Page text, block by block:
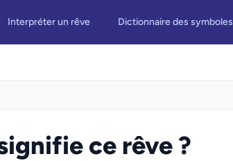
Interpréter un rêve Dictionnaire des symboles
ce rêve ?